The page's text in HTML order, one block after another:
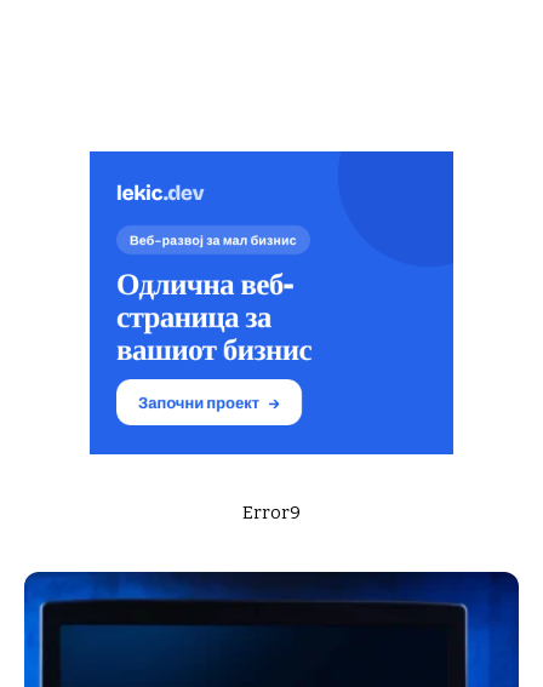
Error9